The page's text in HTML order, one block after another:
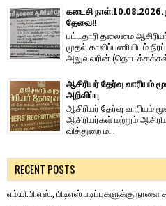
கடைசி நாள்:10.08.2026.
தேவை!!
பட்டதாரி தலைமை
முதல் காலிப்பணியிடம்
அலுவலரின்
ஆசிரியர் தேர்வு வாரியம்
அறிவிப்பு
ஆசிரியர் தேர்வு வாரி​யம்
ஆசிரியர்​கள் மற்​றும்
வித்​துறை ம...
RECENT POSTS
எம்.பி.பி.எஸ்., பிடிஎஸ் படிப்புகளுக்கு